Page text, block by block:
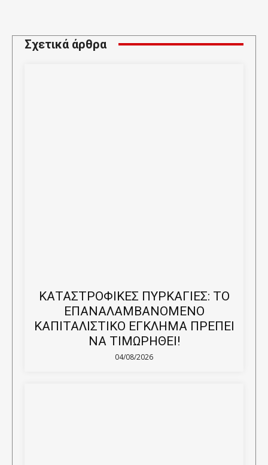
Σχετικά άρθρα
ΚΑΤΑΣΤΡΟΦΙΚΕΣ ΠΥΡΚΑΓΙΕΣ: ΤΟ
ΕΠΑΝΑΛΑΜΒΑΝΟΜΕΝΟ
ΚΑΠΙΤΑΛΙΣΤΙΚΟ ΕΓΚΛΗΜΑ ΠΡΕΠΕΙ
ΝΑ ΤΙΜΩΡΗΘΕΙ!
04/08/2026